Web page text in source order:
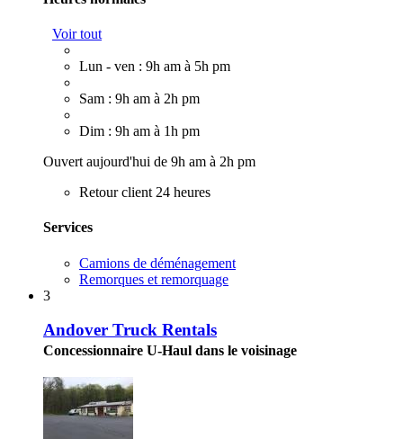
Voir tout
Lun - ven : 9h am à 5h pm
Sam : 9h am à 2h pm
Dim : 9h am à 1h pm
Ouvert aujourd'hui de 9h am à 2h pm
Retour client 24 heures
Services
Camions de déménagement
Remorques et remorquage
3
Andover Truck Rentals
Concessionnaire U-Haul dans le voisinage